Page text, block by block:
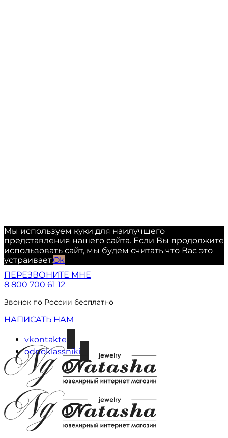
Мы используем куки для наилучшего
представления нашего сайта. Если Вы продолжите
использовать сайт, мы будем считать что Вас это
устраивает.Ok
ПЕРЕЗВОНИТЕ МНЕ
8 800 700 61 12
Звонок по России бесплатно
НАПИСАТЬ НАМ
vkontakte
odnoklassniki